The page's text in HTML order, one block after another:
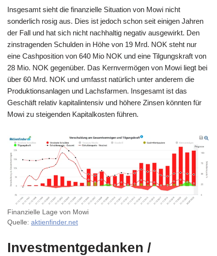
Insgesamt sieht die finanzielle Situation von Mowi nicht
sonderlich rosig aus. Dies ist jedoch schon seit einigen Jahren
der Fall und hat sich nicht nachhaltig negativ ausgewirkt. Den
zinstragenden Schulden in Höhe von 19 Mrd. NOK steht nur
eine Cashposition von 640 Mio NOK und eine Tilgungskraft von
28 Mio. NOK gegenüber. Das Kernvermögen von Mowi liegt bei
über 60 Mrd. NOK und umfasst natürlich unter anderem die
Produktionsanlagen und Lachsfarmen. Insgesamt ist das
Geschäft relativ kapitalintensiv und höhere Zinsen könnten für
Mowi zu steigenden Kapitalkosten führen.
Finanzielle Lage von Mowi
Quelle: aktienfinder.net
Investmentgedanken /